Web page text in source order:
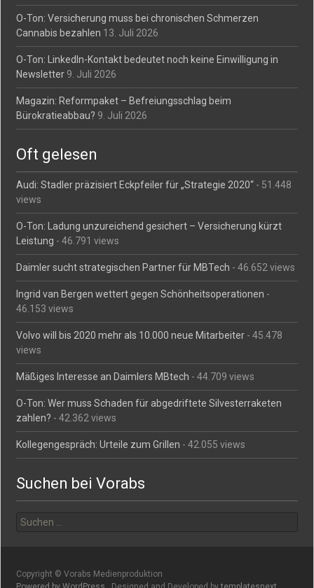
O-Ton: Versicherung muss bei chronischen Schmerzen
Cannabis bezahlen 13. Juli 2026
O-Ton: LinkedIn-Kontakt bedeutet noch keine Einwilligung in
Newsletter 9. Juli 2026
Magazin: Reformpaket – Befreiungsschlag beim
Bürokratieabbau? 9. Juli 2026
Oft gelesen
Audi: Stadler präzisiert Eckpfeiler für „Strategie 2020“ - 51.448
views
O-Ton: Ladung unzureichend gesichert – Versicherung kürzt
Leistung - 46.791 views
Daimler sucht strategischen Partner für MBTech - 46.652 views
Ingrid van Bergen wettert gegen Schönheitsoperationen -
46.153 views
Volvo will bis 2020 mehr als 10.000 neue Mitarbeiter - 45.478
views
Mäßiges Interesse an Daimlers MBtech - 44.709 views
O-Ton: Wer muss Schaden für abgedriftete Silvesterraketen
zahlen? - 42.362 views
Kollegengespräch: Urteile zum Grillen - 42.055 views
Suchen bei Vorabs
nach:
Copyright © Vorabs Medienproduktion